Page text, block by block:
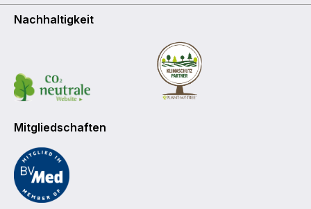
Nachhaltigkeit
Mitgliedschaften